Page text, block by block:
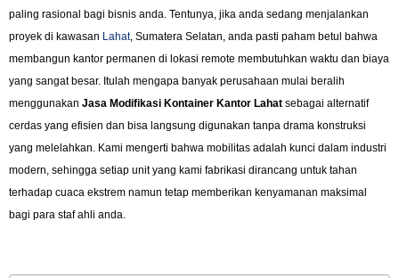
paling rasional bagi bisnis anda. Tentunya, jika anda sedang menjalankan
proyek di kawasan Lahat, Sumatera Selatan, anda pasti paham betul bahwa
membangun kantor permanen di lokasi remote membutuhkan waktu dan biaya
yang sangat besar. Itulah mengapa banyak perusahaan mulai beralih
menggunakan Jasa Modifikasi Kontainer Kantor Lahat sebagai alternatif
cerdas yang efisien dan bisa langsung digunakan tanpa drama konstruksi
yang melelahkan. Kami mengerti bahwa mobilitas adalah kunci dalam industri
modern, sehingga setiap unit yang kami fabrikasi dirancang untuk tahan
terhadap cuaca ekstrem namun tetap memberikan kenyamanan maksimal
bagi para staf ahli anda.